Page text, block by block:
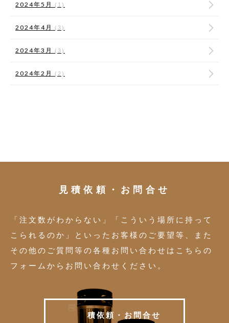
2024年5月 (1)
2024年4月 (3)
2024年3月 (3)
2024年2月 (2)
見積依頼・お問合せ
「注文数がわからない」「こういう場所に持って
こられるのか」といったお客様のご要望等、また
その他のご質問等の各種お問い合わせはこちらの
フォームからお問い合わせください。
見積依頼 ・ お 問合せ